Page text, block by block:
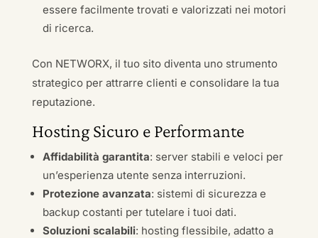
essere facilmente trovati e valorizzati nei motori
di ricerca.
Con NETWORX, il tuo sito diventa uno strumento
strategico per attrarre clienti e consolidare la tua
reputazione.
Hosting Sicuro e Performante
Affidabilità garantita: server stabili e veloci per
un’esperienza utente senza interruzioni.
Protezione avanzata: sistemi di sicurezza e
backup costanti per tutelare i tuoi dati.
Soluzioni scalabili: hosting flessibile, adatto a